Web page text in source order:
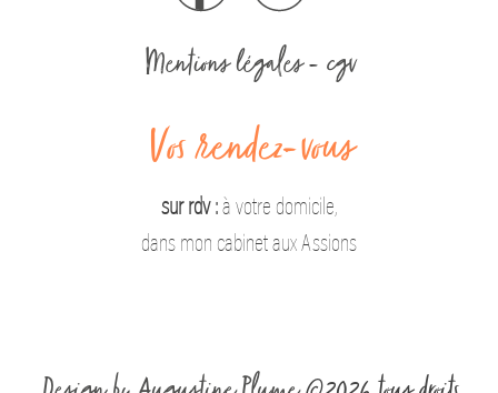
Mentions légales- cgv
Vos rendez-vous
sur rdv :à votre domicile,
dans mon cabinet aux Assions